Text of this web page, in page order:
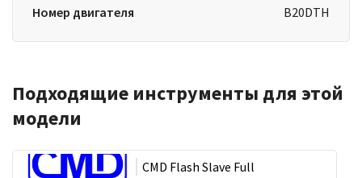
Номер двигателя
B20DTH
Подходящие инструменты для этой
модели
CMD Flash Slave Full